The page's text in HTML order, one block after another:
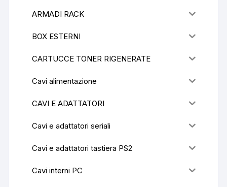
ARMADI RACK
BOX ESTERNI
CARTUCCE TONER RIGENERATE
Cavi alimentazione
CAVI E ADATTATORI
Cavi e adattatori seriali
Cavi e adattatori tastiera PS2
Cavi interni PC